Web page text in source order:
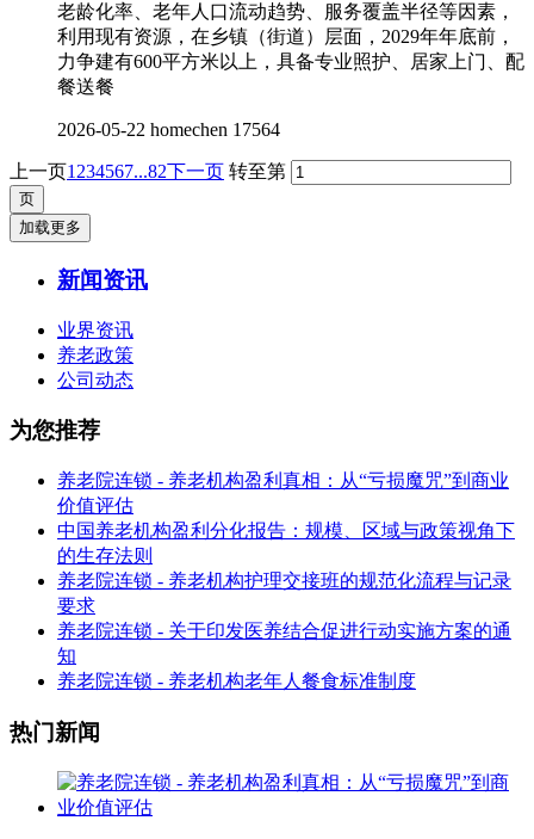
老龄化率、老年人口流动趋势、服务覆盖半径等因素，
利用现有资源，在乡镇（街道）层面，2029年年底前，
力争建有600平方米以上，具备专业照护、居家上门、配
餐送餐
2026-05-22 homechen 17564
上一页1 234567...82下一页 转至第
加载更多
新闻资讯
业界资讯
养老政策
公司动态
为您推荐
养老院连锁 - 养老机构盈利真相：从“亏损魔咒”到商业
价值评估
中国养老机构盈利分化报告：规模、区域与政策视角下
的生存法则
养老院连锁 - 养老机构护理交接班的规范化流程与记录
要求
养老院连锁 - 关于印发医养结合促进行动实施方案的通
知
养老院连锁 - 养老机构老年人餐食标准制度
热门新闻